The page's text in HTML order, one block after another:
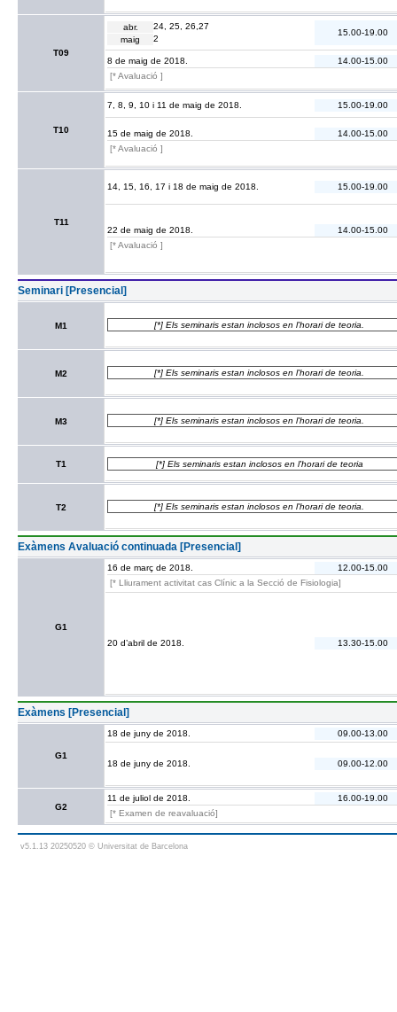
T09
abr.
24, 25, 26,27
maig
2
15.00-19.00
8 de maig de 2018.
14.00-15.00
[* Avaluació ]
T10
7, 8, 9, 10 i 11 de maig de 2018. 15.00-19.00
15 de maig de 2018.
14.00-15.00
[* Avaluació ]
T11
14, 15, 16, 17 i 18 de maig de 2018. 15.00-19.00
22 de maig de 2018.
14.00-15.00
[* Avaluació ]
Seminari [Presencial]
M1 [*] Els seminaris estan inclosos en l'horari de teoria.
M2 [*] Els seminaris estan inclosos en l'horari de teoria.
M3 [*] Els seminaris estan inclosos en l'horari de teoria.
T1 [*] Els seminaris estan inclosos en l'horari de teoria
T2 [*] Els seminaris estan inclosos en l'horari de teoria.
Exàmens Avaluació continuada [Presencial]
G1
16 de març de 2018.
12.00-15.00
[* Lliurament activitat cas Clínic a la Secció de Fisiologia]
20 d’abril de 2018. 13.30-15.00
Exàmens [Presencial]
G1
18 de juny de 2018. 09.00-13.00
18 de juny de 2018. 09.00-12.00
G2
11 de juliol de 2018.
16.00-19.00
[* Examen de reavaluació]
v5.1.13 20250520 © Universitat de Barcelona